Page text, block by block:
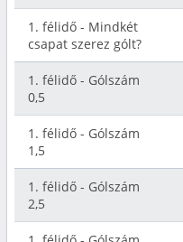
1. félidő - Mindkét
csapat szerez gólt?
1. félidő - Gólszám
0,5
1. félidő - Gólszám
1,5
1. félidő - Gólszám
2,5